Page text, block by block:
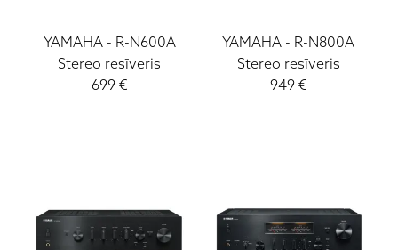
YAMAHA- R-N600A
Stereo resīveris
699€
YAMAHA - R-N800A
Stereo resīveris
949€